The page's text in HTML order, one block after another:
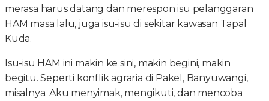
merasa harus datang dan merespon isu pelanggaran
HAM masa lalu, juga isu-isu di sekitar kawasan Tapal
Kuda.
Isu-isu HAM ini makin ke sini, makin begini, makin
begitu. Seperti konflik agraria di Pakel, Banyuwangi,
misalnya. Aku menyimak, mengikuti, dan mencoba